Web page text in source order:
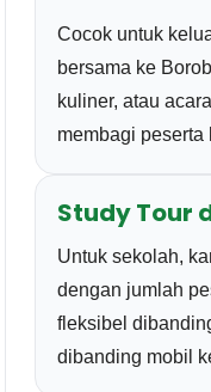
Cocok untuk
bersama ke
kuliner, atau
membagi peserta
Study Tour
Untuk sekolah,
dengan jumlah
fleksibel
dibanding mobil